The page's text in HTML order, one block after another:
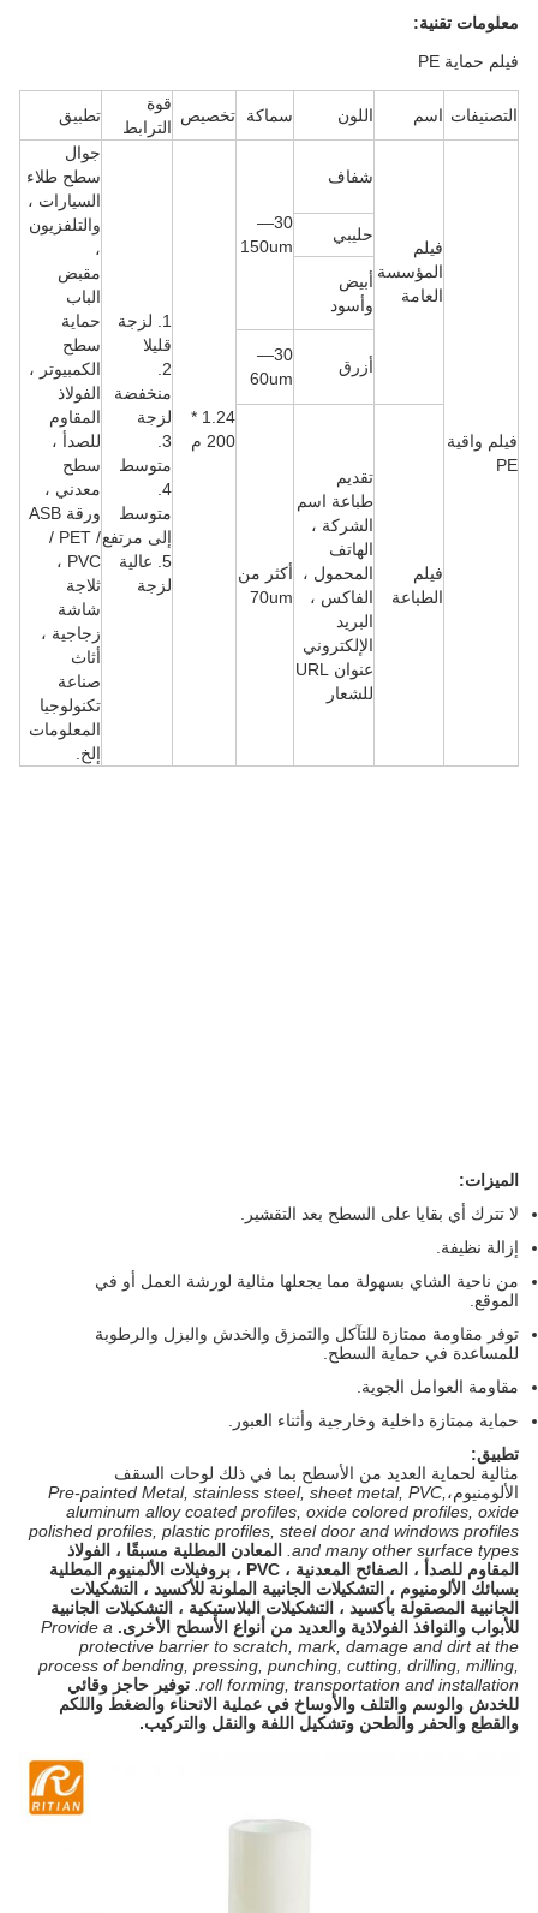
معلومات تقنية:
فيلم حماية PE
التصنيفات اسم اللون سماكة تخصيص
قوة
الترابط
تطبيق
فيلم واقية
PE
فيلم
المؤسسة
العامة
شفاف
30—
150um
1.24 *
200 م
1. لزجة
قليلا
2.
منخفضة
لزجة
3.
متوسط
4.
متوسط ​​
إلى مرتفع
5. عالية
لزجة
جوال
سطح طلاء
السيارات ،
والتلفزيون
مقبض
الباب
حماية
سطح
الكمبيوتر ،
الفولاذ
المقاوم
للصدأ ،
سطح
معدني ،
ورقة ASB
/ PET /
PVC ،
ثلاجة
شاشة
زجاجية ،
أثاث
صناعة
تكنولوجيا
المعلومات
إلخ.
حليبي
أبيض
وأسود
أزرق
30—
60um
فيلم
الطباعة
تقديم
طباعة اسم
الشركة ،
الهاتف
المحمول ،
الفاكس ،
البريد
الإلكتروني
عنوان URL
للشعار
أكثر من
70um
الميزات:
لا تترك أي بقايا على السطح بعد التقشير.
إزالة نظيفة.
من ناحية الشاي بسهولة مما يجعلها مثالية لورشة العمل أو في
الموقع.
توفر مقاومة ممتازة للتآكل والتمزق والخدش والبزل والرطوبة
للمساعدة في حماية السطح.
مقاومة العوامل الجوية.
حماية ممتازة داخلية وخارجية وأثناء العبور.
تطبيق:
مثالية لحماية العديد من الأسطح بما في ذلكلوحات السقف
الألومنيوم،Pre-painted Metal, stainless steel, sheet metal, PVC,
aluminum alloy coated profiles, oxide colored profiles, oxide
polished profiles, plastic profiles, steel door and windows profiles
and many other surface types.
المعادن المطلية مسبقًا ، الفولاذ
المقاوم للصدأ ، الصفائح المعدنية ، PVC ، بروفيلات الألمنيوم المطلية
بسبائك الألومنيوم ، التشكيلات الجانبية الملونة للأكسيد ، التشكيلات
الجانبية المصقولة بأكسيد ، التشكيلات البلاستيكية ، التشكيلات الجانبية
للأبواب والنوافذ الفولاذية والعديد من أنواع الأسطح الأخرى. Provide a
protective barrier to scratch, mark, damage and dirt at the
process of bending, pressing, punching, cutting, drilling, milling,
roll forming, transportation and installation.
توفير حاجز وقائي
للخدش والوسم والتلف والأوساخ في عملية الانحناء والضغط واللكم
والقطع والحفر والطحن وتشكيل اللفة والنقل والتركيب.